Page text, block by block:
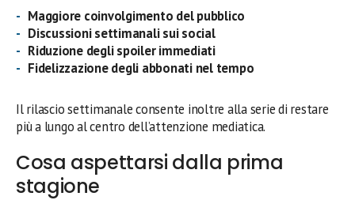
Maggiore coinvolgimento del pubblico
Discussioni settimanali sui social
Riduzione degli spoiler immediati
Fidelizzazione degli abbonati nel tempo
Il rilascio settimanale consente inoltre alla serie di restare
più a lungo al centro dell’attenzione mediatica.
Cosa aspettarsi dalla prima
stagione